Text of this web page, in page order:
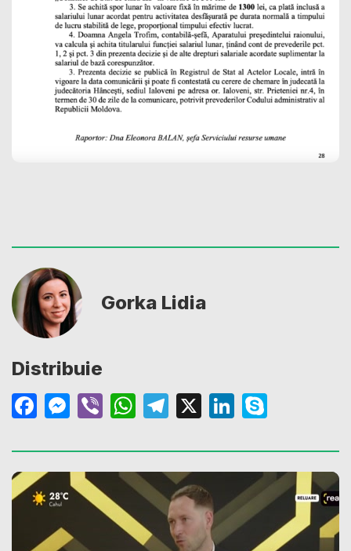
Gorka Lidia
Distribuie
Facebook
Messenger
ViberWhatsApp
Telegram
X LinkedIn